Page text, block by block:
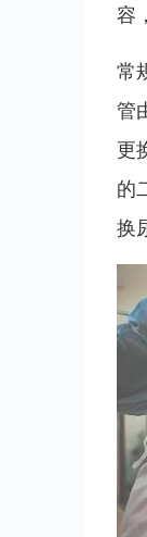
容
常
管
更
的
换